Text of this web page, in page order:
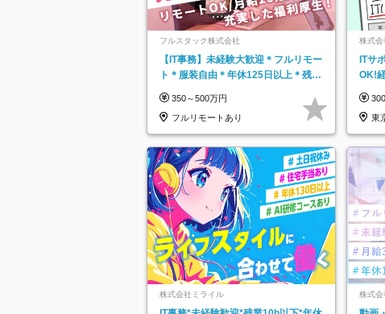
フルスタック株式会社
【IT事務】未経験大歓迎＊フルリモー
ト＊服装自由＊年休125日以上＊残業
350～500万円
フルリモートあり
株式会
クル
ITサ
OK!
東
阪府
株式会社ミライル 株式